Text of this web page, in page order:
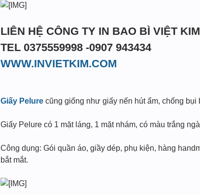
LIÊN HỆ CÔNG TY IN BAO BÌ VIỆT
TEL 0375559998 -0907 943434
WWW.INVIETKIM.COM
Giấy Pelure cũng giống như giấy nến hút ẩm, chống
Giấy Pelure có 1 mặt láng, 1 mặt nhám, có màu trắng
Công dụng: Gói quần áo, giầy dép, phụ kiện, hàng
bắt mắt.